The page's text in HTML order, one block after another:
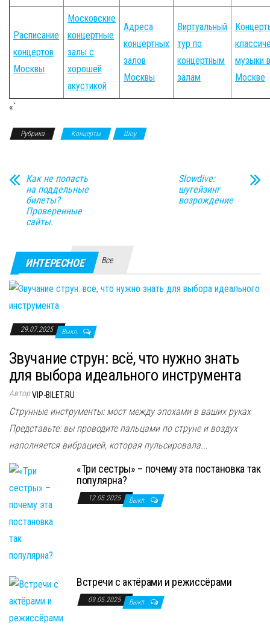
Расписание
концертов
Москвы
Московские
концертные
залы с
хорошей
акустикой
Адреса
концертных
залов
Москвы
Виртуальный
тур по
концертным
залам
музыки в
Москве
«`
Рубрика Концерты Шоу
Как не попасть
на поддельные
билеты?
Проверенные
сайты.
Slowdive:
шугейзинг
возрождение
ИНТЕРЕСНОЕ Все
29.07.2025 Выкл.
Звучание струн: всё, что нужно знать
для выбора идеального инструмента
АвторVIP-BILET.RU
Струнные инструменты: мост между эпохами в ваших руках
Представьте: вы проводите пальцами по струне и воздух
наполняется вибрацией, которая пульсировала...
«Три сестры» – почему эта постановка так
популярна?
12.05.2025 Выкл.
Встречи с актёрами и режиссёрами
09.05.2025 Выкл.